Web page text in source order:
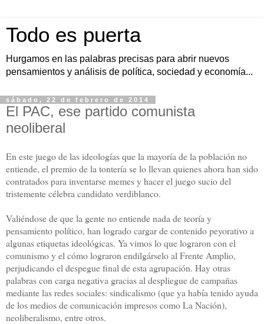
Todo es puerta
Hurgamos en las palabras precisas para abrir nuevos
pensamientos y análisis de política, sociedad y economía...
sábado, 22 de febrero de 2014
El PAC, ese partido comunista
neoliberal
En este juego de las ideologías que la mayoría de la población no
entiende, el premio de la tontería se lo llevan quienes ahora han sido
contratados para inventarse memes y hacer el juego sucio del
tristemente célebra candidato verdiblanco.
Valiéndose de que la gente no entiende nada de teoría y
pensamiento político, han logrado cargar de contenido peyorativo a
algunas etiquetas ideológicas. Ya vimos lo que lograron con el
comunismo y el cómo lograron endilgárselo al Frente Amplio,
perjudicando el despegue final de esta agrupación. Hay otras
palabras con carga negativa gracias al despliegue de campañas
mediante las redes sociales: sindicalismo (que ya había tenido ayuda
de los medios de comunicación impresos como La Nación),
neoliberalismo, entre otros.